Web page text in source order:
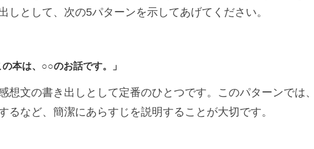
しとして、次の5パターンを示してあげてください。
本は、○○のお話です。」
想文の書き出しとして定番のひとつです。このパターンでは、
など、簡潔にあらすじを説明することが大切です。